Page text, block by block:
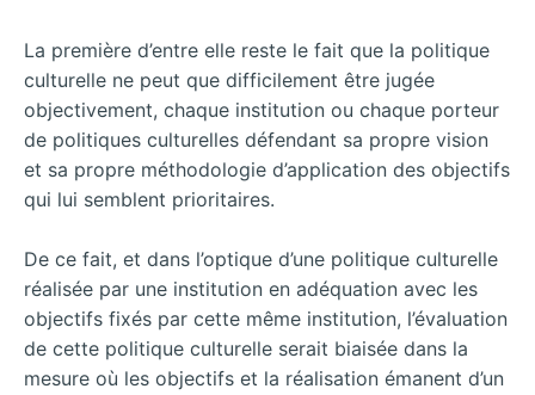
La première d’entre elle reste le fait que la politique
culturelle ne peut que difficilement être jugée
objectivement, chaque institution ou chaque porteur
de politiques culturelles défendant sa propre vision
et sa propre méthodologie d’application des objectifs
qui lui semblent prioritaires.
De ce fait, et dans l’optique d’une politique culturelle
réalisée par une institution en adéquation avec les
objectifs fixés par cette même institution, l’évaluation
de cette politique culturelle serait biaisée dans la
mesure où les objectifs et la réalisation émanent d’un